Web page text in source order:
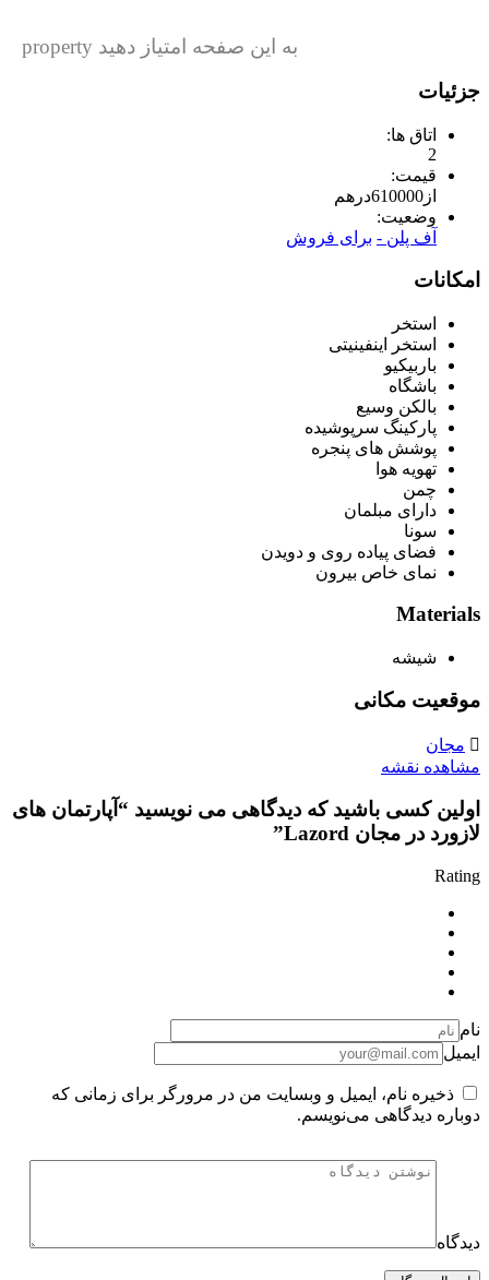
به این صفحه امتیاز دهید property
جزئیات
اتاق ها:
2
قیمت:
از 610000درهم
وضعیت:
آف پلن - برای فروش
امکانات
استخر
استخر اینفینیتی
باربیکیو
باشگاه
بالکن وسیع
پارکینگ سرپوشیده
پوشش های پنجره
تهویه هوا
چمن
دارای مبلمان
سونا
فضای پیاده روی و دویدن
نمای خاص بیرون
Materials
شیشه
موقعیت مکانی
مجان
مشاهده نقشه
اولین کسی باشید که دیدگاهی می نویسید “آپارتمان های
لازورد در مجان Lazord”
Rating
نام
ایمیل
ذخیره نام، ایمیل و وبسایت من در مرورگر برای زمانی که
دوباره دیدگاهی می‌نویسم.
دیدگاه